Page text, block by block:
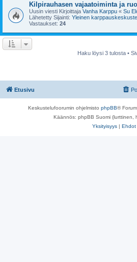
Kilpirauhasen vajaatoiminta ja
Uusin viesti Kirjoittaja Vanha Karppu « Su
Lähetetty Sijainti: Yleinen
Vastaukset: 24
Haku löysi 3 tulosta •
Etusivu
Keskustelufoorumin ohjelmisto phpBB®
Käännös: phpBB Suomi (lurttinen,
Yksityisyys | Ehdot